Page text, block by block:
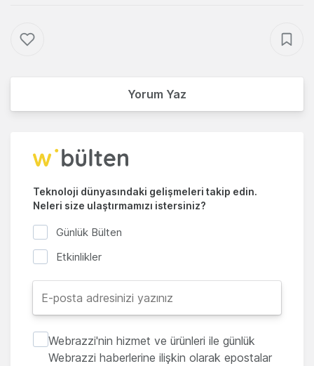
Yorum Yaz
Teknoloji dünyasındaki gelişmeleri takip edin.
Neleri size ulaştırmamızı istersiniz?
Günlük Bülten
Etkinlikler
Webrazzi'nin hizmet ve ürünleri ile günlük
Webrazzi haberlerine ilişkin olarak epostalar